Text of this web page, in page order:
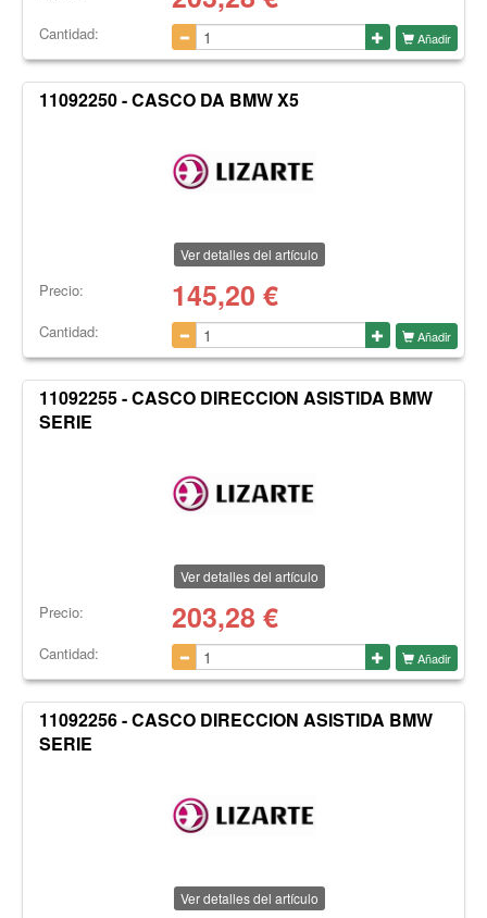
Cantidad: Añadir
11092250 - CASCO DA BMW X5
Ver detalles del artículo
Precio: 145,20 €
Cantidad: Añadir
11092255 - CASCO DIRECCION ASISTIDA BMW
SERIE
Ver detalles del artículo
Precio: 203,28 €
Cantidad: Añadir
11092256 - CASCO DIRECCION ASISTIDA BMW
SERIE
Ver detalles del artículo